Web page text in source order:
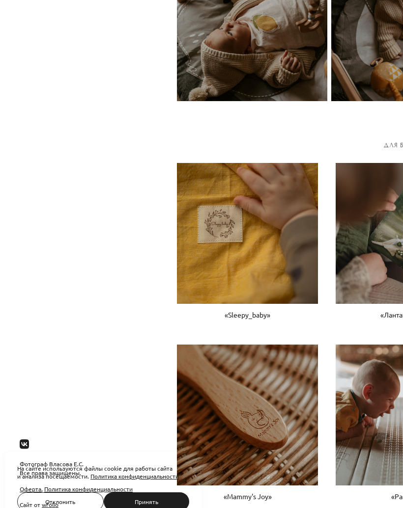
Фотограф Власова Е.С.
Все права защищены.
Оферта, Политика конфиденциальности
Сайт отwfolio
ДЛЯ
«Sleepy_baby»
«Mammy's Joy»
На сайте используются файлы cookie для работы сайта
и анализа посещаемости. Политика конфиденциальности
Отклонить Принять